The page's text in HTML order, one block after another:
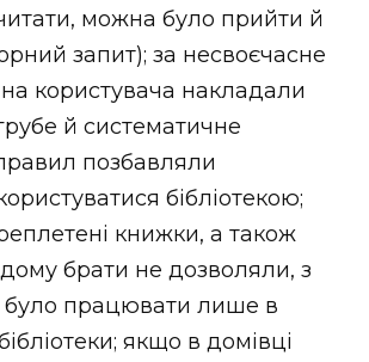
можна було прийти й
запит); за несвоєчасне
користувача накладали
й систематичне
позбавляли
бібліотекою;
книжки, а також
брати не дозволяли, з
працювати лише в
якщо в домівці